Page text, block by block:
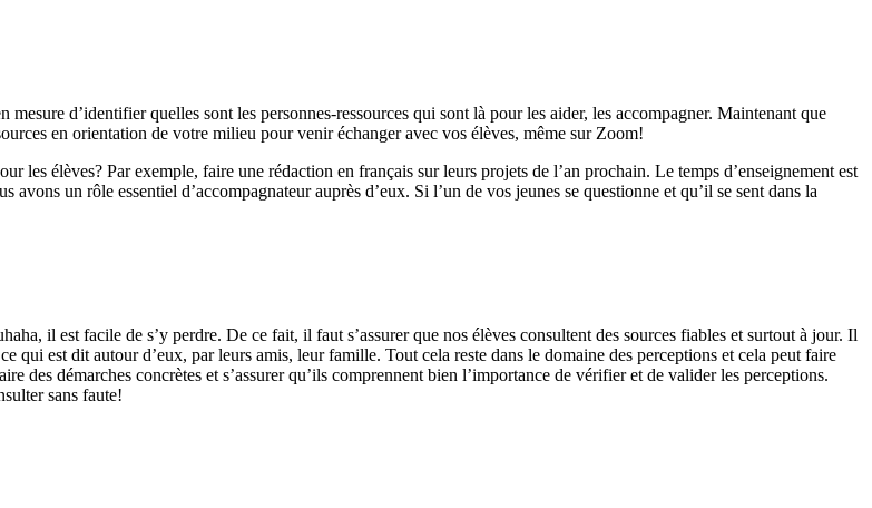
d’identifier quelles sont les personnes-ressources qui sont là pour les aider, les accompagner. Maintenant que
en orientation de votre milieu pour venir échanger avec vos élèves, même sur Zoom!
les élèves? Par exemple, faire une rédaction en français sur leurs projets de l’an prochain. Le temps d’enseignement est
un rôle essentiel d’accompagnateur auprès d’eux. Si l’un de vos jeunes se questionne et qu’il se sent dans la
il est facile de s’y perdre. De ce fait, il faut s’assurer que nos élèves consultent des sources fiables et surtout à jour. Il
qui est dit autour d’eux, par leurs amis, leur famille. Tout cela reste dans le domaine des perceptions et cela peut faire
des démarches concrètes et s’assurer qu’ils comprennent bien l’importance de vérifier et de valider les perceptions.
sans faute!